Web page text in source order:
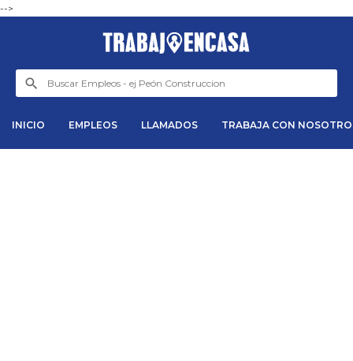
-->
INICIO EMPLEOS LLAMADOS TRABAJA CON